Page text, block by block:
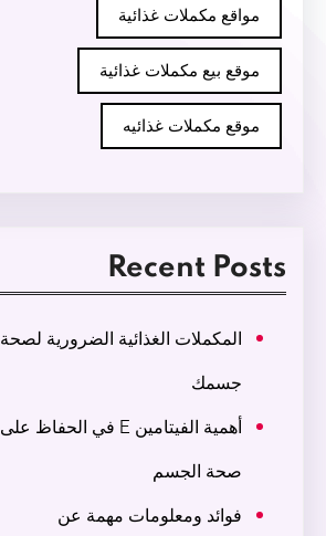
مواقع مكملات غذائية
موقع بيع مكملات غذائية
موقع مكملات غذائيه
Recent Posts
المكملات الغذائية الضرورية لصحة
جسمك
أهمية الفيتامين E في الحفاظ على
صحة الجسم
فوائد ومعلومات مهمة عن